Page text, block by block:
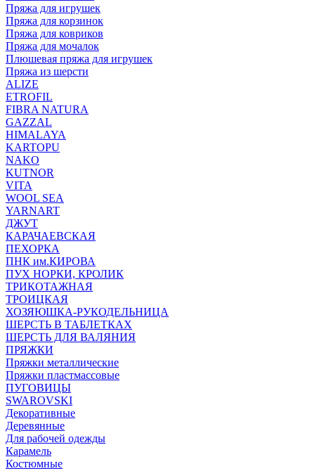
Пряжа для игрушек
Пряжа для корзинок
Пряжа для ковриков
Пряжа для мочалок
Плюшевая пряжа для игрушек
Пряжа из шерсти
ALIZE
ETROFIL
FIBRA NATURA
GAZZAL
HIMALAYA
KARTOPU
NAKO
KUTNOR
VITA
WOOL SEA
YARNART
ДЖУТ
КАРАЧАЕВСКАЯ
ПЕХОРКА
ПНК им.КИРОВА
ПУХ НОРКИ, КРОЛИК
ТРИКОТАЖНАЯ
ТРОИЦКАЯ
ХОЗЯЮШКА-РУКОДЕЛЬНИЦА
ШЕРСТЬ В ТАБЛЕТКАХ
ШЕРСТЬ ДЛЯ ВАЛЯНИЯ
ПРЯЖКИ
Пряжки металлические
Пряжки пластмассовые
ПУГОВИЦЫ
SWAROVSKI
Декоративные
Деревянные
Для рабочей одежды
Карамель
Костюмные